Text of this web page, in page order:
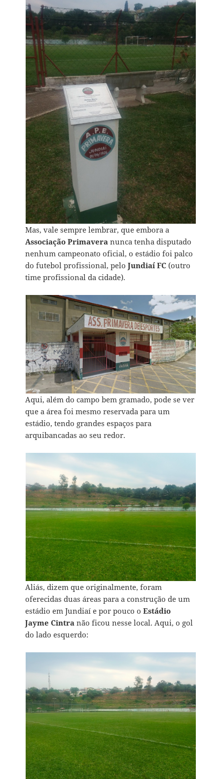
Mas, vale sempre lembrar, que embora a
Associação Primavera nunca tenha disputado
nenhum campeonato oficial, o estádio foi palco
do futebol profissional, peloJundiaí FC (outro
time profissional da cidade).
Aqui, além do campo bem gramado, pode se ver
que a área foi mesmo reservada para um
estádio, tendo grandes espaços para
arquibancadas ao seu redor.
Aliás, dizem que originalmente, foram
oferecidas duas áreas para a construção de um
estádio em Jundiaí e por pouco oEstádio
Jayme Cintranão ficou nesse local. Aqui, o gol
do lado esquerdo: